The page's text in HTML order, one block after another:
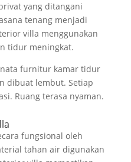
yang ditangani
tenang menjadi
villa menggunakan
tidur meningkat.
furnitur kamar tidur
dibuat lembut. Setiap
Ruang terasa nyaman.
fungsional oleh
tahan air digunakan